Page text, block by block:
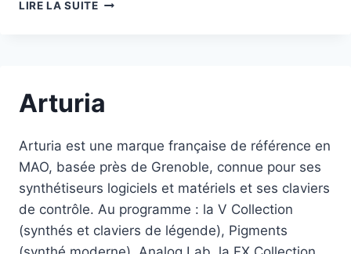
LIRE LA SUITE
Arturia
Arturia est une marque française de référence en
MAO, basée près de Grenoble, connue pour ses
synthétiseurs logiciels et matériels et ses claviers
de contrôle. Au programme : la V Collection
(synthés et claviers de légende), Pigments